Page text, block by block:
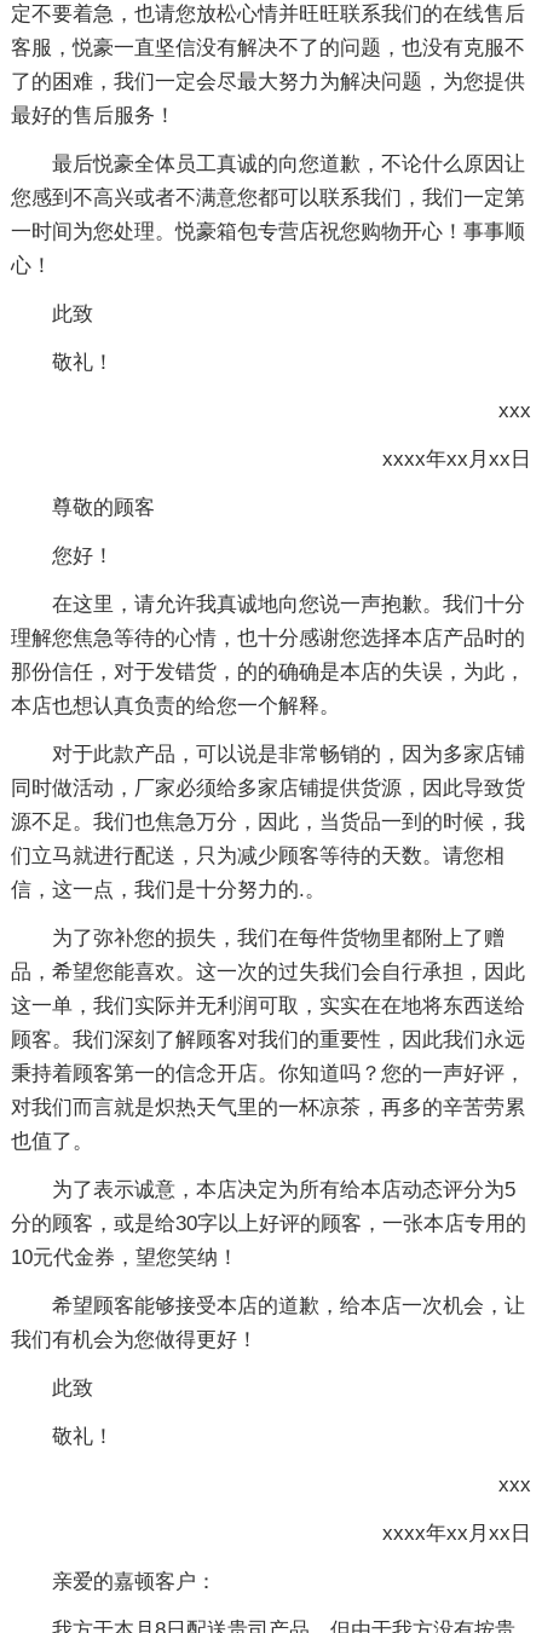
定不要着急，也请您放松心情并旺旺联系我们的在线售后
客服，悦豪一直坚信没有解决不了的问题，也没有克服不
了的困难，我们一定会尽最大努力为解决问题，为您提供
最好的售后服务！
最后悦豪全体员工真诚的向您道歉，不论什么原因让
您感到不高兴或者不满意您都可以联系我们，我们一定第
一时间为您处理。悦豪箱包专营店祝您购物开心！事事顺
心！
此致
敬礼！
xxx
xxxx年xx月xx日
尊敬的顾客
您好！
在这里，请允许我真诚地向您说一声抱歉。我们十分
理解您焦急等待的心情，也十分感谢您选择本店产品时的
那份信任，对于发错货，的的确确是本店的失误，为此，
本店也想认真负责的给您一个解释。
对于此款产品，可以说是非常畅销的，因为多家店铺
同时做活动，厂家必须给多家店铺提供货源，因此导致货
源不足。我们也焦急万分，因此，当货品一到的时候，我
们立马就进行配送，只为减少顾客等待的天数。请您相
信，这一点，我们是十分努力的.。
为了弥补您的损失，我们在每件货物里都附上了赠
品，希望您能喜欢。这一次的过失我们会自行承担，因此
这一单，我们实际并无利润可取，实实在在地将东西送给
顾客。我们深刻了解顾客对我们的重要性，因此我们永远
秉持着顾客第一的信念开店。你知道吗？您的一声好评，
对我们而言就是炽热天气里的一杯凉茶，再多的辛苦劳累
也值了。
为了表示诚意，本店决定为所有给本店动态评分为5
分的顾客，或是给30字以上好评的顾客，一张本店专用的
10元代金券，望您笑纳！
希望顾客能够接受本店的道歉，给本店一次机会，让
我们有机会为您做得更好！
此致
敬礼！
xxx
xxxx年xx月xx日
亲爱的嘉顿客户：